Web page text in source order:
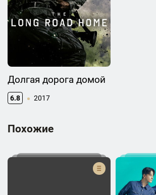
Долгая дорога домой
6.8 2017
П­­­о­­­х­­­о­­­ж­­­и­­­е